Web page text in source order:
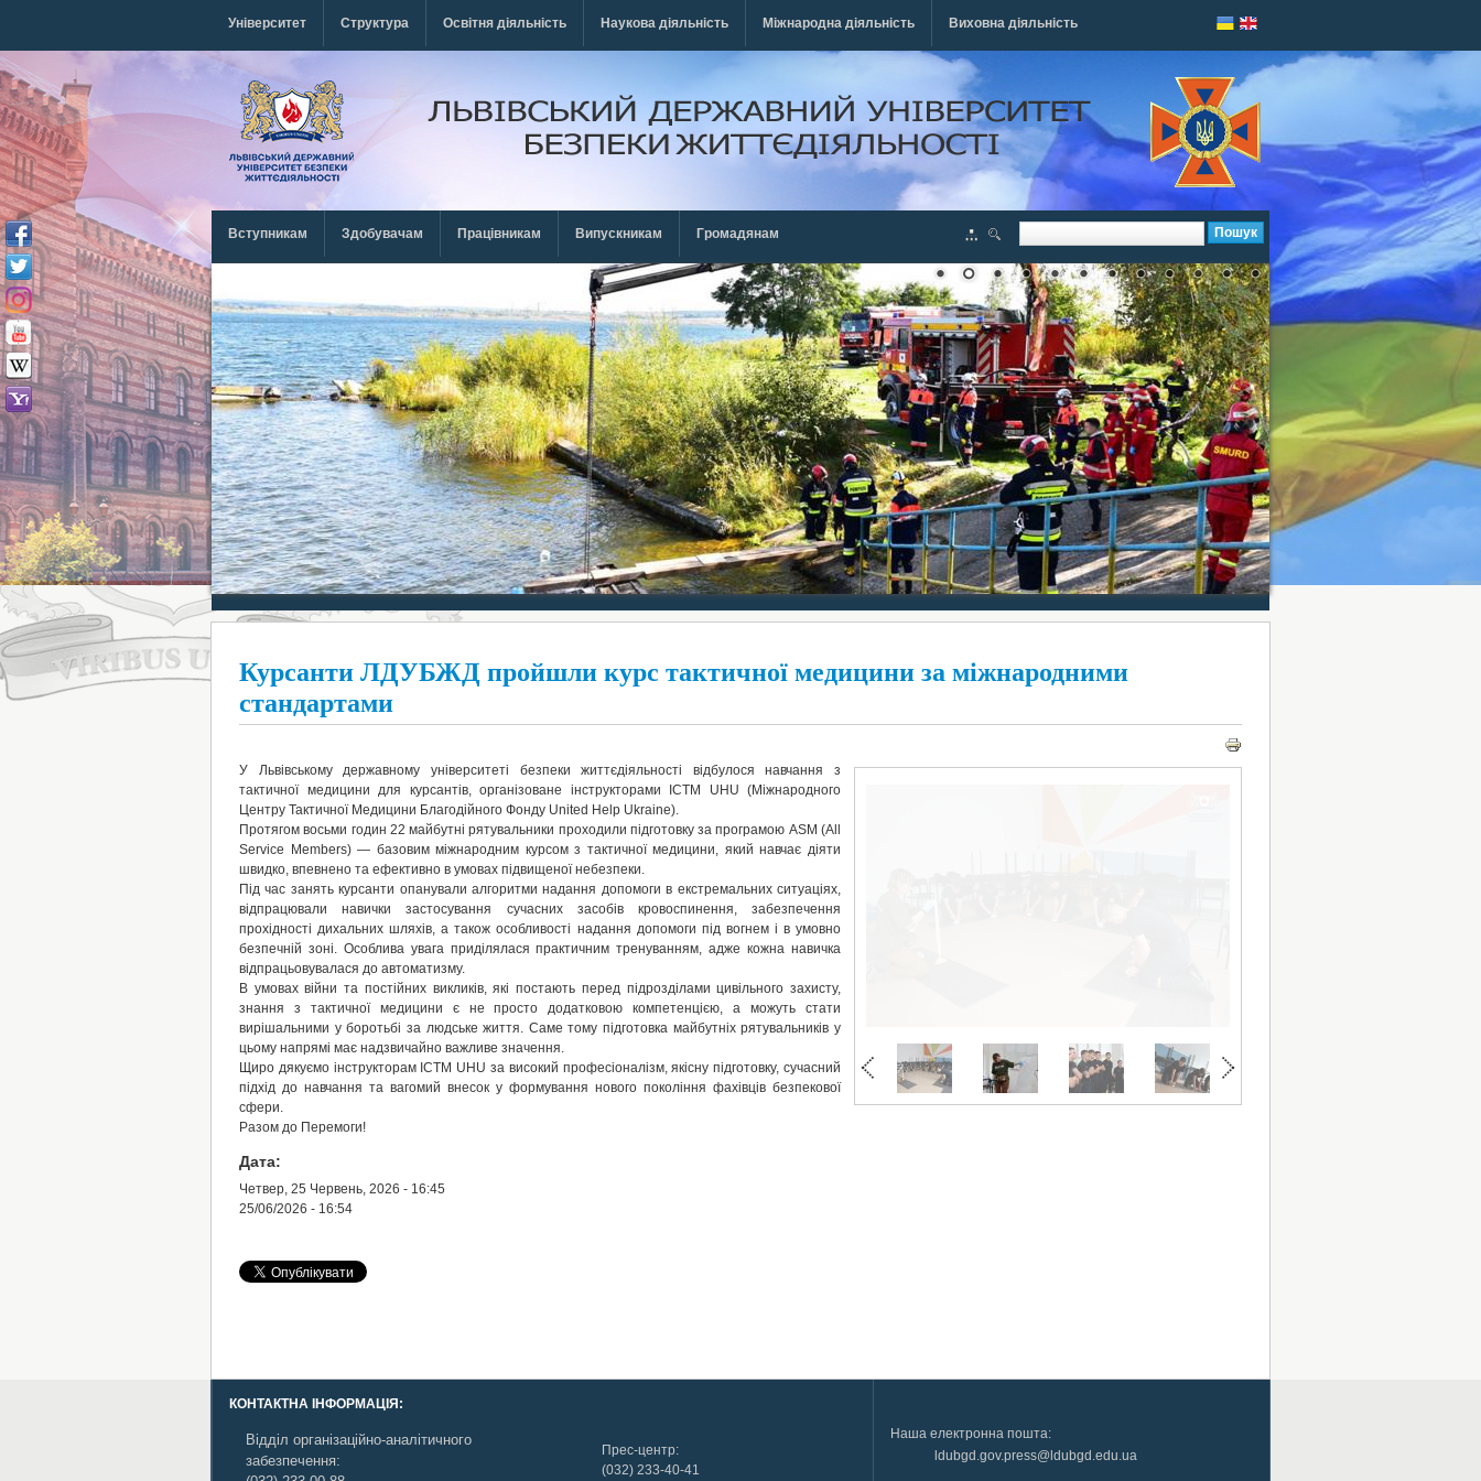
Університет
Структура Освітня діяльність Наукова діяльність Міжнародна діяльність Виховна діяльність
Вступникам Здобувачам Працівникам Випускникам Громадянам
Курсанти ЛДУБЖД пройшли курс тактичної медицини за міжнародними
стандартами
У Львівському державному університеті безпеки життєдіяльності відбулося навчання з
тактичної медицини для курсантів, організоване інструкторами ICTM UHU (Міжнародного
Центру Тактичної Медицини Благодійного Фонду United Help Ukraine).
Протягом восьми годин 22 майбутні рятувальники проходили підготовку за програмою ASM (All
Service Members) — базовим міжнародним курсом з тактичної медицини, який навчає діяти
швидко, впевнено та ефективно в умовах підвищеної небезпеки.
Під час занять курсанти опанували алгоритми надання допомоги в екстремальних ситуаціях,
відпрацювали навички застосування сучасних засобів кровоспинення, забезпечення
прохідності дихальних шляхів, а також особливості надання допомоги під вогнем і в умовно
безпечній зоні. Особлива увага приділялася практичним тренуванням, адже кожна навичка
відпрацьовувалася до автоматизму.
В умовах війни та постійних викликів, які постають перед підрозділами цивільного захисту,
знання з тактичної медицини є не просто додатковою компетенцією, а можуть стати
вирішальними у боротьбі за людське життя. Саме тому підготовка майбутніх рятувальників у
цьому напрямі має надзвичайно важливе значення.
Щиро дякуємо інструкторам ICTM UHU за високий професіоналізм, якісну підготовку, сучасний
підхід до навчання та вагомий внесок у формування нового покоління фахівців безпекової
сфери.
Разом до Перемоги!
Дата:
Четвер, 25 Червень, 2026 - 16:45
25/06/2026 - 16:54
КОНТАКТНА ІНФОРМАЦІЯ:
Відділ організаційно-аналітичного
забезпечення:
Прес-центр:
(032) 233-40-41
Наша електронна пошта:
ldubgd.gov.press@ldubgd.edu.ua